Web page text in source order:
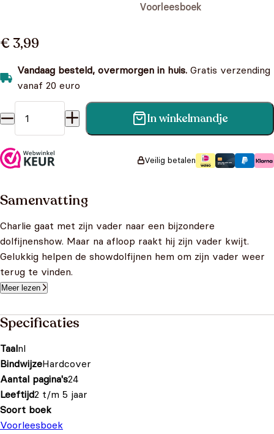
Voorleesboek
€ 3,99
Vandaag besteld, overmorgen in huis. Gratis verzending
vanaf 20 euro
Charlie en de dolfijnenshow aantalIn winkelmandje
Veilig betalen
Samenvatting
Charlie gaat met zijn vader naar een bijzondere
dolfijnenshow. Maar na afloop raakt hij zijn vader kwijt.
Gelukkig helpen de showdolfijnen hem om zijn vader weer
terug te vinden.
Meer lezen
Specificaties
Taalnl
BindwijzeHardcover
Aantal pagina's24
Leeftijd2 t/m 5 jaar
Soort boek
Voorleesboek